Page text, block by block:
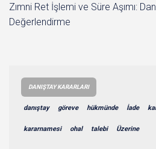
Zımni Ret İşlemi ve Süre Aşımı:
Değerlendirme
DANIŞTAY KARARLARI
danıştay göreve hükmünde İade
kararnamesi ohal talebi Üzerine